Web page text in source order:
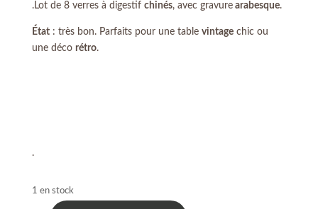
.Lot de 8 verres à digestif chinés, avec gravurearabesque.
État: très bon. Parfaits pour une table vintagechic ou
une déco rétro.
.
1 en stock